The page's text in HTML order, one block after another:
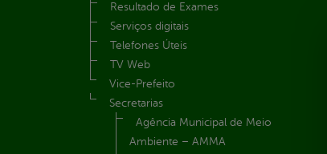
Resultado de Exames
Serviços digitais
Telefones Úteis
TV Web
Vice-Prefeito
Secretarias
Agência Municipal de Meio
Ambiente – AMMA